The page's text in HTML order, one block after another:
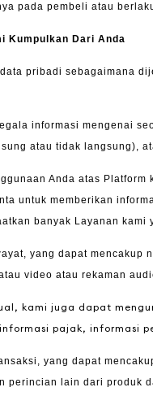
pada pembeli atau
Kumpulkan Dari Anda
pribadi sebagaimana
informasi mengenai
atau tidak langsung),
Anda atas
untuk memberikan
banyak Layanan
yang dapat
video atau rekaman
kami juga dapat
pajak, informasi
yang dapat
perincian lain dari produk